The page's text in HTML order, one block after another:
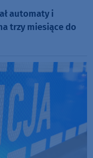
automaty i
trzy miesiące do